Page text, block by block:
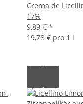
Crema de
17%
9,89 € *
19,78 € pro 1 l